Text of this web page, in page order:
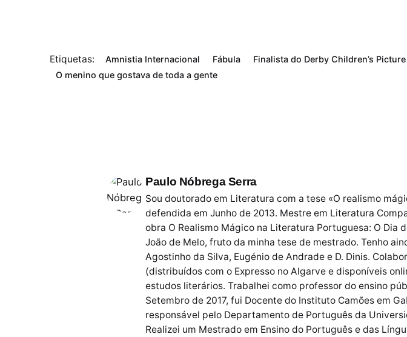
Etiquetas: Amnistia Internacional Fábula Finalista do Derby Children’s
O menino que gostava de toda a gente
Paulo Nóbrega Serra
Sou doutorado em Literatura com a tese «O realismo
defendida em Junho de 2013. Mestre em Literatura
obra O Realismo Mágico na Literatura Portuguesa: O Dia
João de Melo, fruto da minha tese de mestrado. Tenho
Agostinho da Silva, Eugénio de Andrade e D. Dinis.
(distribuídos com o Expresso no Algarve e disponíveis
estudos literários. Trabalhei como professor do ensino
Setembro de 2017, fui Docente do Instituto Camões em
responsável pelo Departamento de Português da
Realizei um Mestrado em Ensino do Português e das